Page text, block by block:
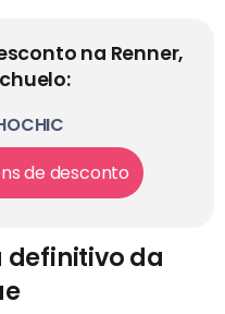
na Renner,
de desconto
definitivo da